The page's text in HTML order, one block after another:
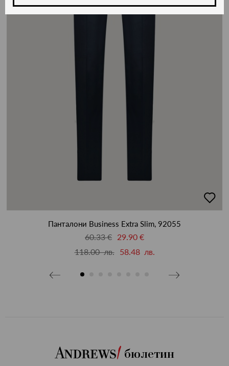
в
Панталони Business Extra Slim, 92055
60.33 € 29.90 €
118.00 лв.
58.48 лв.
бюлетин